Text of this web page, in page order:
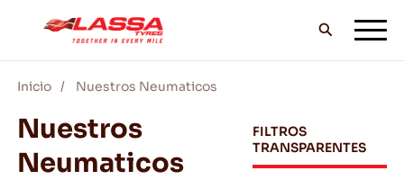
TODOS LOS NEUMÁTICOS LASSA
DISTRIBUIDORES
Inicio Nuestros Neumaticos
Nuestros
Neumaticos
FILTROS
TRANSPARENTES